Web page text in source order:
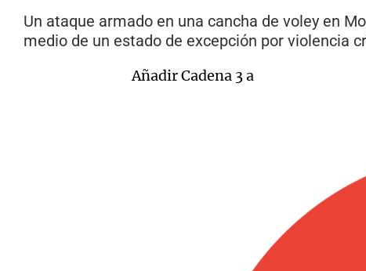
Un ataque armado en una cancha de voley en
medio de un estado de excepción por violencia
Añadir Cadena 3 a